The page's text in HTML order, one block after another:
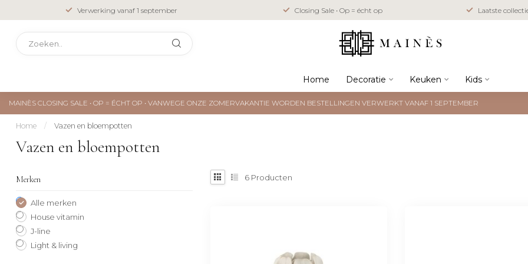
Verwerking vanaf 1 september Closing Sale • Op = écht op Laatste
Home Decoratie Keuken Kids
MAINÈS CLOSING SALE • OP = ÉCHT OP • VANWEGE ONZE ZOMERVAKANTIE WORDEN BESTELLINGEN VERWERKT VANAF 1 SEPTEMBER
Home / Vazen en bloempotten
Vazen en bloempotten
Merken
Alle merken
House vitamin
J-line
Light & living
6 Producten